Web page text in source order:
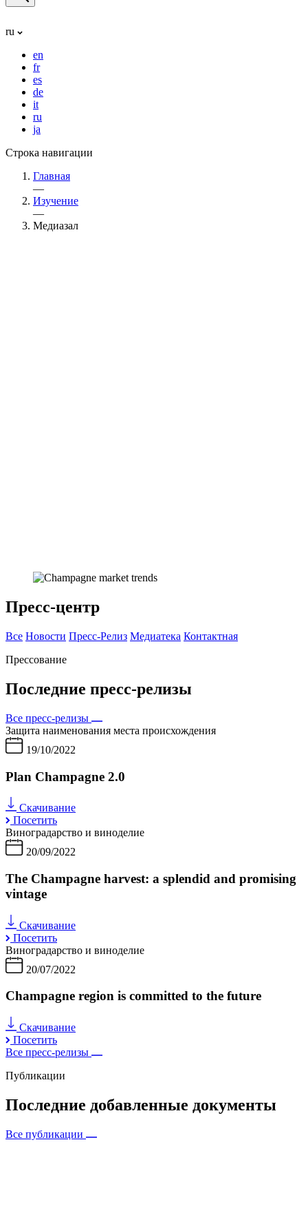
ru
en
fr
es
de
it
ru
ja
Строка навигации
Главная
—
Изучение
—
Медиазал
Пресс-центр
Все Новости Пресс-Релиз Медиатека Контактная
Прессование
Последние пресс-релизы
Все пресс-релизы
Защита наименования места происхождения
19/10/2022
Plan Champagne 2.0
Скачивание
Посетить
Виноградарство и виноделие
20/09/2022
The Champagne harvest: a splendid and promising
vintage
Скачивание
Посетить
Виноградарство и виноделие
20/07/2022
Champagne region is committed to the future
Скачивание
Посетить
Все пресс-релизы
Публикации
Последние добавленные документы
Все публикации